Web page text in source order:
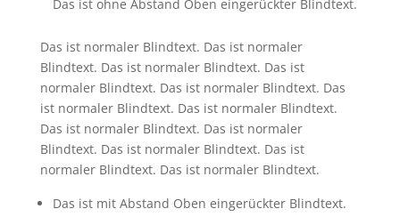
Das ist ohne Abstand Oben eingerückter Blindtext.
Das ist normaler Blindtext. Das ist normaler
Blindtext. Das ist normaler Blindtext. Das ist
normaler Blindtext. Das ist normaler Blindtext. Das
ist normaler Blindtext. Das ist normaler Blindtext.
Das ist normaler Blindtext. Das ist normaler
Blindtext. Das ist normaler Blindtext. Das ist
normaler Blindtext. Das ist normaler Blindtext.
Das ist mit Abstand Oben eingerückter Blindtext.